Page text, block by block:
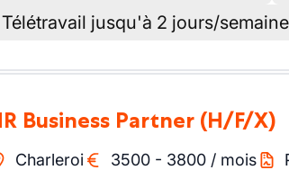
Télétravail jusqu'à 2 jours/semaine
HR Business Partner (H/F/X)
Charleroi 3500 - 3800 / mois